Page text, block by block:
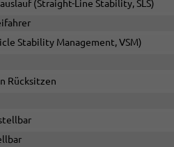
(Straight-Line Stability, SLS)
Stability Management, VSM)
Rücksitzen